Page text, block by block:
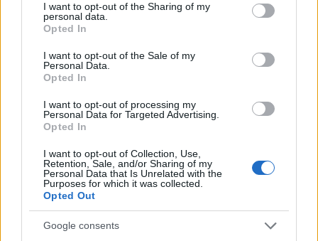
not limited to your visit or usage behaviour. You may click to
grant or deny consent to Google and its third-party tags to
use your data for below specified purposes in below Google
consent section.
I want to opt-out of the Sharing of my
personal data.
Opted In
I want to opt-out of the Sale of my
Personal Data.
Opted In
I want to opt-out of processing my
Personal Data for Targeted Advertising.
Opted In
I want to opt-out of Collection, Use,
Retention, Sale, and/or Sharing of my
Personal Data that Is Unrelated with the
Purposes for which it was collected.
Opted Out
Google consents
tetőcserép
Tetőépítés -és felújítás? Legyen tudatos a
költségtervezésben!